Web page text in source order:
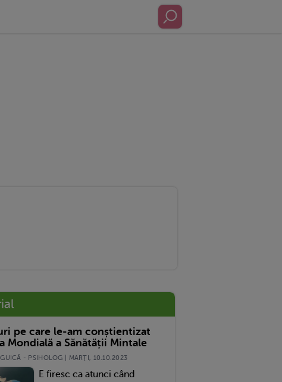
Ovarele ,am Crampe (ma Tine Toata Zona). Testul Nu-Mi Poate Confirma , Pt Ca
pe care le-am conștientizat
Mondială a Sănătății Mintale
GUICĂ - PSIHOLOG | MARŢI, 10.10.2023
E firesc ca atunci când